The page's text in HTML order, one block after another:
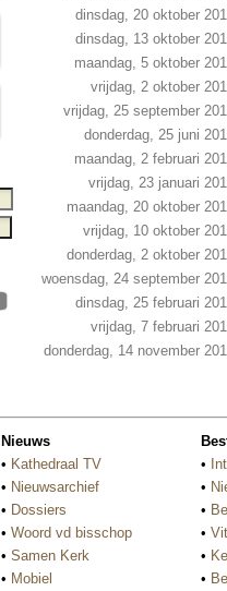
dinsdag, 20 oktober
dinsdag, 13 oktober
maandag, 5 oktober
vrijdag, 2 oktober
vrijdag, 25 september
donderdag, 25 juni
maandag, 2 februari
vrijdag, 23 januari
maandag, 20 oktober
vrijdag, 10 oktober
donderdag, 2 oktober
woensdag, 24 september
dinsdag, 25 februari
vrijdag, 7 februari
donderdag, 14 november
Nieuws
• Kathedraal TV
• Nieuwsarchief
• Dossiers
• Woord vd bisschop
• Samen Kerk
• Mobiel
•
•
•
•
•
•